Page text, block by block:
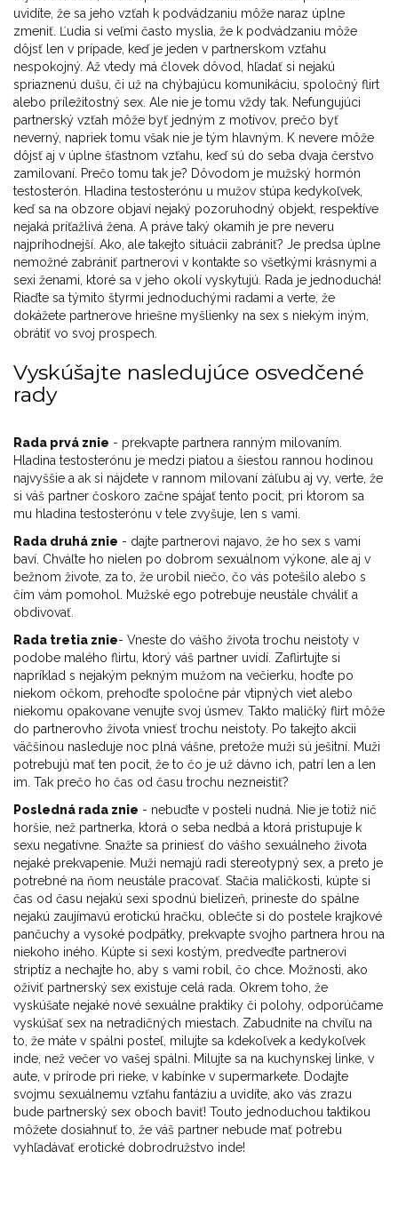
uvidíte, že sa jeho vzťah k podvádzaniu môže naraz úplne
zmeniť. Ľudia si veľmi často myslia, že k podvádzaniu môže
dôjsť len v prípade, keď je jeden v partnerskom vzťahu
nespokojný. Až vtedy má človek dôvod, hľadať si nejakú
spriaznenú dušu, či už na chýbajúcu komunikáciu, spoločný flirt
alebo príležitostný sex. Ale nie je tomu vždy tak. Nefungujúci
partnerský vzťah môže byť jedným z motívov, prečo byť
neverný, napriek tomu však nie je tým hlavným. K nevere môže
dôjsť aj v úplne šťastnom vzťahu, keď sú do seba dvaja čerstvo
zamilovaní. Prečo tomu tak je? Dôvodom je mužský hormón
testosterón. Hladina testosterónu u mužov stúpa kedykoľvek,
keď sa na obzore objaví nejaký pozoruhodný objekt, respektíve
nejaká príťažlivá žena. A práve taký okamih je pre neveru
najpríhodnejší. Ako, ale takejto situácii zabrániť? Je predsa úplne
nemožné zabrániť partnerovi v kontakte so všetkými krásnymi a
sexi ženami, ktoré sa v jeho okolí vyskytujú. Rada je jednoduchá!
Riaďte sa týmito štyrmi jednoduchými radami a verte, že
dokážete partnerove hriešne myšlienky na sex s niekým iným,
obrátiť vo svoj prospech.
Vyskúšajte nasledujúce osvedčené
rady
Rada prvá znie - prekvapte partnera ranným milovaním.
Hladina testosterónu je medzi piatou a šiestou rannou hodinou
najvyššie a ak si nájdete v rannom milovaní záľubu aj vy, verte, že
si váš partner čoskoro začne spájať tento pocit, pri ktorom sa
mu hladina testosterónu v tele zvyšuje, len s vami.
Rada druhá znie - dajte partnerovi najavo, že ho sex s vami
baví. Chváľte ho nielen po dobrom sexuálnom výkone, ale aj v
bežnom živote, za to, že urobil niečo, čo vás potešilo alebo s
čím vám pomohol. Mužské ego potrebuje neustále chváliť a
obdivovať.
Rada tretia znie- Vneste do vášho života trochu neistoty v
podobe malého flirtu, ktorý váš partner uvidí. Zaflirtujte si
napríklad s nejakým pekným mužom na večierku, hoďte po
niekom očkom, prehoďte spoločne pár vtipných viet alebo
niekomu opakovane venujte svoj úsmev. Takto maličký flirt môže
do partnerovho života vniesť trochu neistoty. Po takejto akcii
väčšinou nasleduje noc plná vášne, pretože muži sú ješitní. Muži
potrebujú mať ten pocit, že to čo je už dávno ich, patrí len a len
im. Tak prečo ho čas od času trochu nezneistiť?
Posledná rada znie - nebuďte v posteli nudná. Nie je totiž nič
horšie, než partnerka, ktorá o seba nedbá a ktorá pristupuje k
sexu negatívne. Snažte sa priniesť do vášho sexuálneho života
nejaké prekvapenie. Muži nemajú radi stereotypný sex, a preto je
potrebné na ňom neustále pracovať. Stačia maličkosti, kúpte si
čas od času nejakú sexi spodnú bielizeň, prineste do spálne
nejakú zaujímavú erotickú hračku, oblečte si do postele krajkové
pančuchy a vysoké podpätky, prekvapte svojho partnera hrou na
niekoho iného. Kúpte si sexi kostým, predveďte partnerovi
striptíz a nechajte ho, aby s vami robil, čo chce. Možnosti, ako
oživiť partnerský sex existuje celá rada. Okrem toho, že
vyskúšate nejaké nové sexuálne praktiky či polohy, odporúčame
vyskúšať sex na netradičných miestach. Zabudnite na chvíľu na
to, že máte v spálni posteľ, milujte sa kdekoľvek a kedykoľvek
inde, než večer vo vašej spálni. Milujte sa na kuchynskej linke, v
aute, v prírode pri rieke, v kabínke v supermarkete. Dodajte
svojmu sexuálnemu vzťahu fantáziu a uvidíte, ako vás zrazu
bude partnerský sex oboch baviť! Touto jednoduchou taktikou
môžete dosiahnuť to, že váš partner nebude mať potrebu
vyhľadávať erotické dobrodružstvo inde!